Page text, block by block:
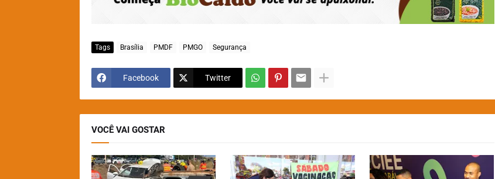
Tags Brasília PMDF PMGO Segurança
Facebook Twitter
VOCÊ VAI GOSTAR